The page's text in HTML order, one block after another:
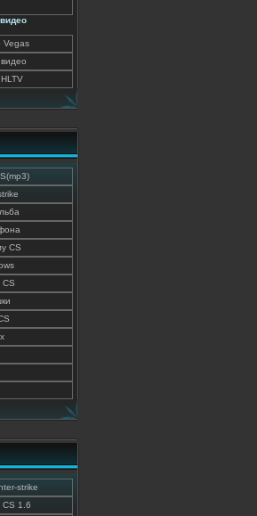
Vegas
CS
CS
strike
CS 1.6